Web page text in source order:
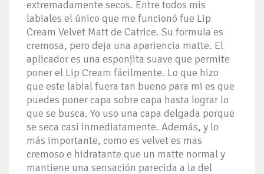
extremadamente secos. Entre todos mis
labiales el único que me funcionó fue Lip
Cream Velvet Matt de Catrice. Su formula es
cremosa, pero deja una apariencia matte. El
aplicador es una esponjita suave que permite
poner el Lip Cream fácilmente. Lo que hizo
que este labial fuera tan bueno para mi es que
puedes poner capa sobre capa hasta lograr lo
que se busca. Yo uso una capa delgada porque
se seca casi inmediatamente. Además, y lo
más importante, como es velvet es mas
cremoso e hidratante que un matte normal y
mantiene una sensación parecida a la del